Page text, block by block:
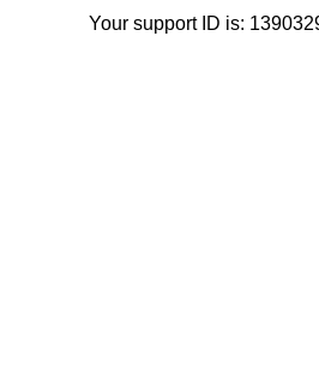
Your support ID is: